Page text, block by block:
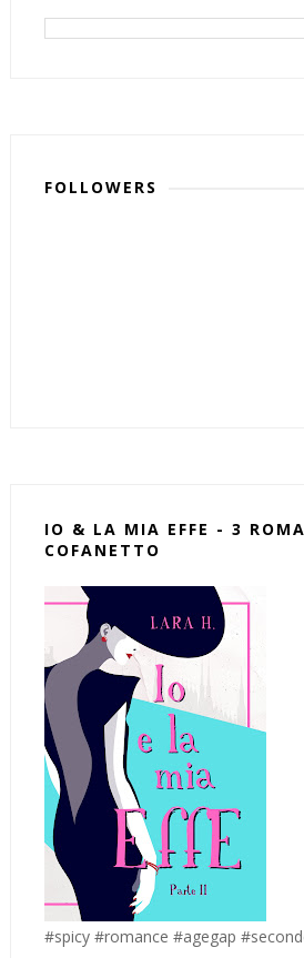
FOLLOWERS
IO & LA MIA EFFE - 3
COFANETTO
#spicy #romance #agegap